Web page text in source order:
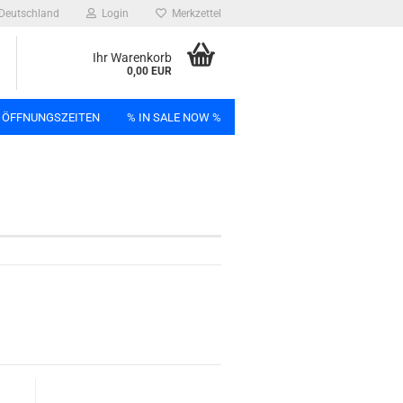
Deutschland Login Merkzettel
Ihr Warenkorb
0,00 EUR
% IN SALE NOW %